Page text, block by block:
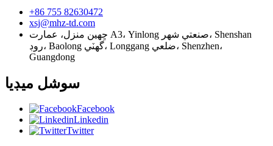
+86 755 82630472
xsj@mhz-td.com
ڇهين منزل، عمارت A3، Yinlong صنعتي شهر، Shenshan
روڊ، Baolong گهٽي، Longgang ضلعي، Shenzhen،
Guangdong
سوشل ميڊيا
Facebook
Linkedin
Twitter